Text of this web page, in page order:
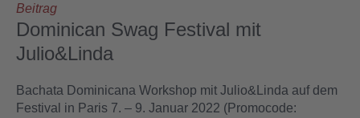
Beitrag
Dominican Swag Festival mit
Julio&Linda
Bachata Dominicana Workshop mit Julio&Linda auf dem
Festival in Paris 7. – 9. Januar 2022 (Promocode: